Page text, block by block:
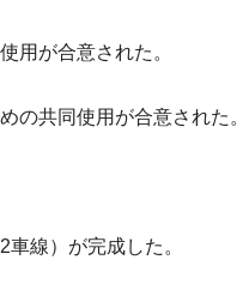
用が合意された。
の共同使用が合意された。
線）が完成した。